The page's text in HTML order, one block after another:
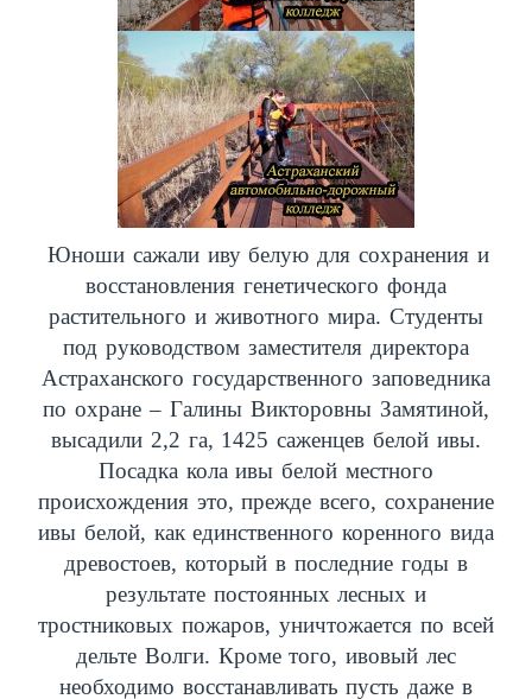
Юноши сажали иву белую для сохранения и
восстановления генетического фонда
растительного и животного мира. Студенты
под руководством заместителя директора
Астраханского государственного заповедника
по охране – Галины Викторовны Замятиной,
высадили 2,2 га, 1425 саженцев белой ивы.
Посадка кола ивы белой местного
происхождения это, прежде всего, сохранение
ивы белой, как единственного коренного вида
древостоев, который в последние годы в
результате постоянных лесных и
тростниковых пожаров, уничтожается по всей
дельте Волги. Кроме того, ивовый лес
необходимо восстанавливать пусть даже в